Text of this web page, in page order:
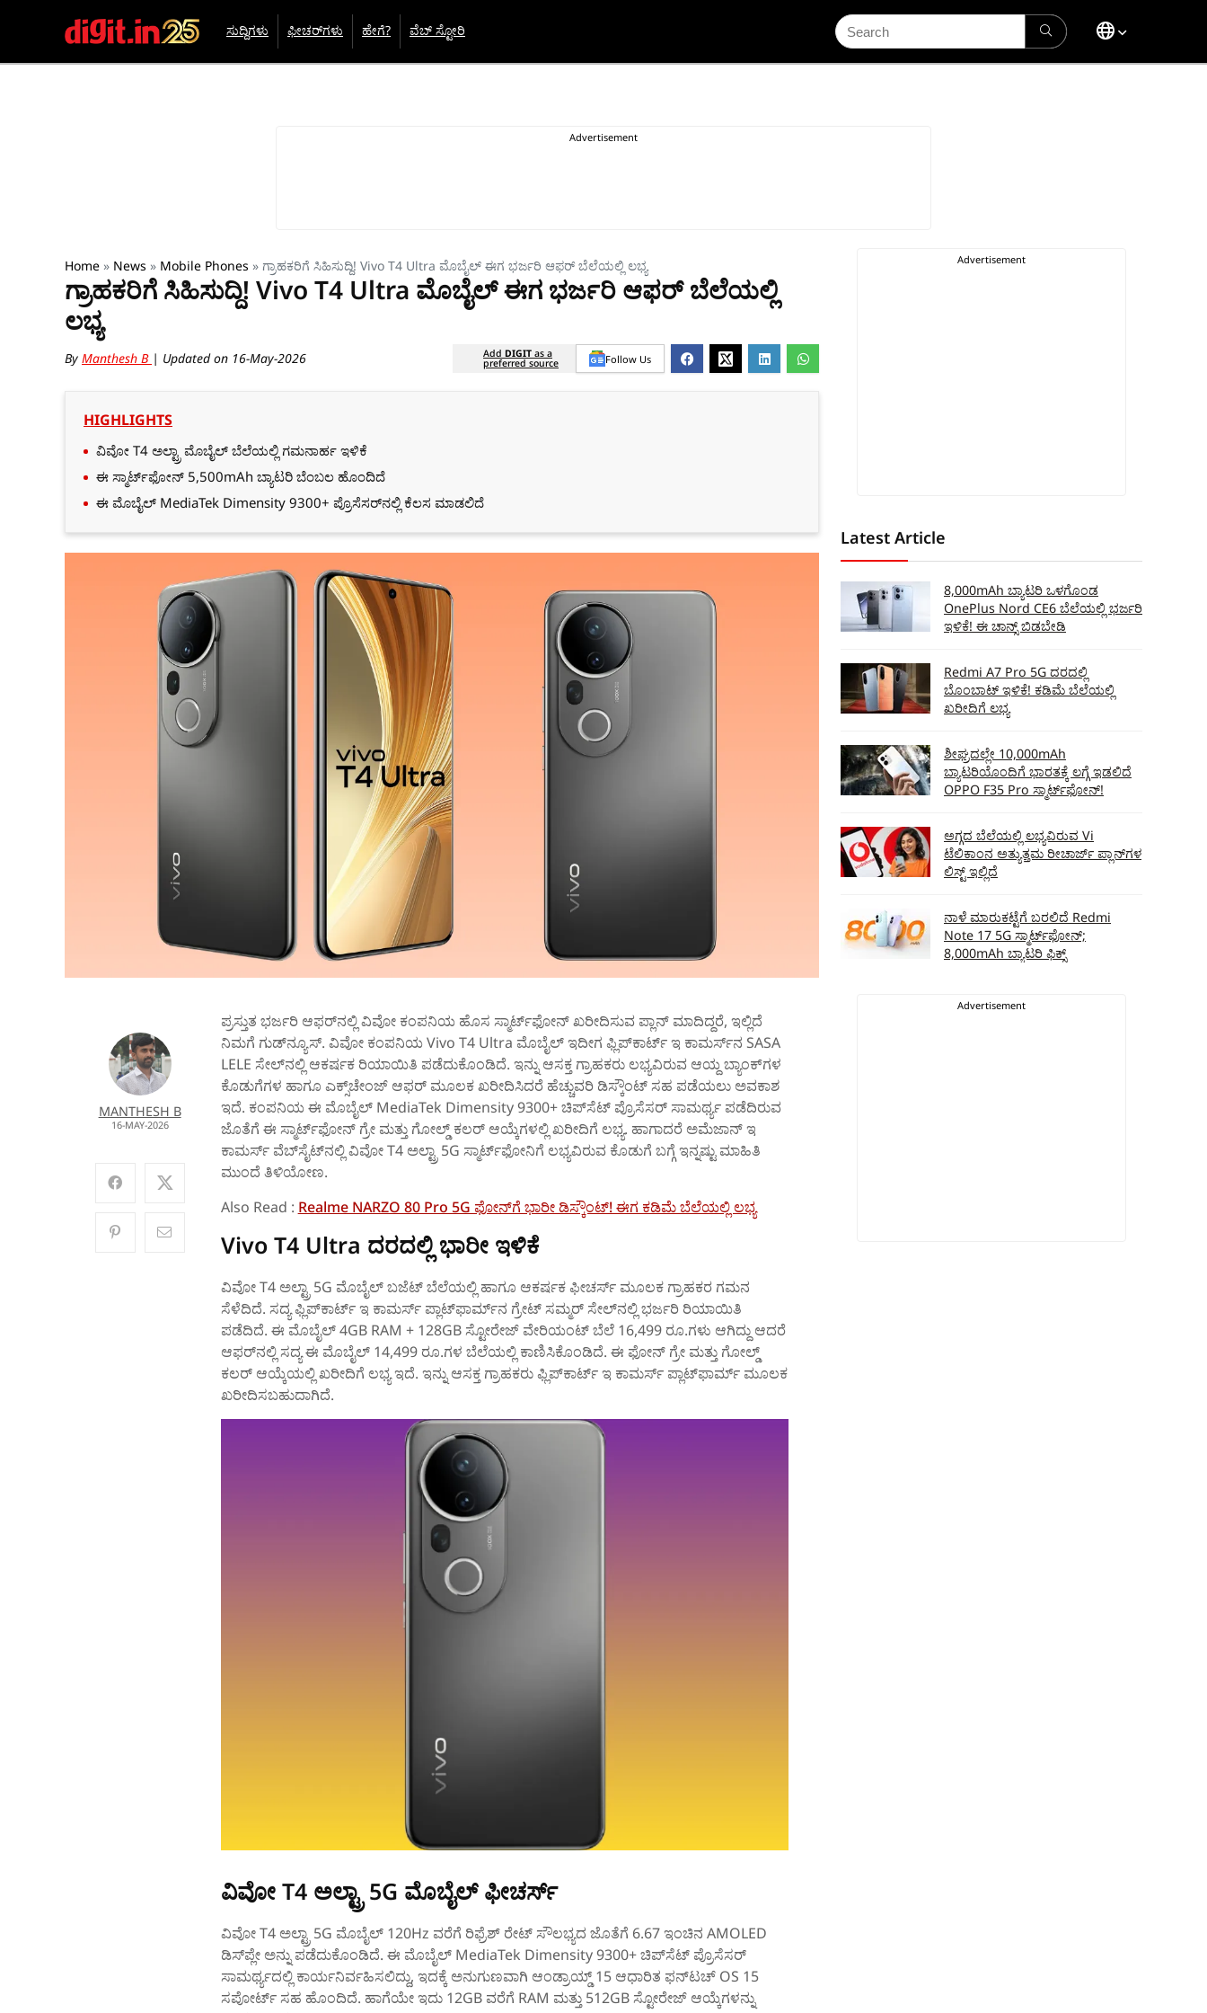
ಸುದ್ದಿಗಳು ಫೀಚರ್‌ಗಳು ಹೇಗೆ? ವೆಬ್ ಸ್ಟೋರಿ
Search
for:
Home » News » Mobile Phones » ಗ್ರಾಹಕರಿಗೆ ಸಿಹಿಸುದ್ದಿ! Vivo T4 Ultra ಮೊಬೈಲ್‌ ಈಗ ಭರ್ಜರಿ ಆಫರ್‌ ಬೆಲೆಯಲ್ಲಿ ಲಭ್ಯ
ಗ್ರಾಹಕರಿಗೆ ಸಿಹಿಸುದ್ದಿ! Vivo T4 Ultra ಮೊಬೈಲ್‌ ಈಗ ಭರ್ಜರಿ ಆಫರ್‌ ಬೆಲೆಯಲ್ಲಿ
ಲಭ್ಯ
By Manthesh B | Updated on 16-May-2026 Add DIGIT as a
preferred source Follow Us
HIGHLIGHTS
ವಿವೋ T4 ಅಲ್ಟ್ರಾ ಮೊಬೈಲ್‌ ಬೆಲೆಯಲ್ಲಿ ಗಮನಾರ್ಹ ಇಳಿಕೆ
ಈ ಸ್ಮಾರ್ಟ್‌ಫೋನ್‌ 5,500mAh ಬ್ಯಾಟರಿ ಬೆಂಬಲ ಹೊಂದಿದೆ
ಈ ಮೊಬೈಲ್‌ MediaTek Dimensity 9300+ ಪ್ರೊಸೆಸರ್‌ನಲ್ಲಿ ಕೆಲಸ ಮಾಡಲಿದೆ
MANTHESH B
16-MAY-2026
ಪ್ರಸ್ತುತ ಭರ್ಜರಿ ಆಫರ್‌ನಲ್ಲಿ ವಿವೋ ಕಂಪನಿಯ ಹೊಸ ಸ್ಮಾರ್ಟ್‌ಫೋನ್‌ ಖರೀದಿಸುವ ಪ್ಲಾನ್‌ ಮಾದಿದ್ದರೆ, ಇಲ್ಲಿದೆ
ನಿಮಗೆ ಗುಡ್‌ನ್ಯೂಸ್‌. ವಿವೋ ಕಂಪನಿಯ Vivo T4 Ultra ಮೊಬೈಲ್‌ ಇದೀಗ ಫ್ಲಿಪ್‌ಕಾರ್ಟ್‌ ಇ ಕಾಮರ್ಸ್‌ನ SASA
LELE ಸೇಲ್‌ನಲ್ಲಿ ಆಕರ್ಷಕ ರಿಯಾಯಿತಿ ಪಡೆದುಕೊಂಡಿದೆ. ಇನ್ನು ಆಸಕ್ತ ಗ್ರಾಹಕರು ಲಭ್ಯವಿರುವ ಆಯ್ದ ಬ್ಯಾಂಕ್‌ಗಳ
ಕೊಡುಗೆಗಳ ಹಾಗೂ ಎಕ್ಸ್‌ಚೇಂಜ್ ಆಫರ್‌ ಮೂಲಕ ಖರೀದಿಸಿದರೆ ಹೆಚ್ಚುವರಿ ಡಿಸ್ಕೌಂಟ್‌ ಸಹ ಪಡೆಯಲು ಅವಕಾಶ
ಇದೆ. ಕಂಪನಿಯ ಈ ಮೊಬೈಲ್‌ MediaTek Dimensity 9300+ ಚಿಪ್‌ಸೆಟ್‌ ಪ್ರೊಸೆಸರ್‌ ಸಾಮರ್ಥ್ಯ ಪಡೆದಿರುವ
ಜೊತೆಗೆ ಈ ಸ್ಮಾರ್ಟ್‌ಫೋನ್ ಗ್ರೇ ಮತ್ತು ಗೋಲ್ಡ್‌ ಕಲರ್‌ ಆಯ್ಕೆಗಳಲ್ಲಿ ಖರೀದಿಗೆ ಲಭ್ಯ. ಹಾಗಾದರೆ ಅಮೆಜಾನ್‌ ಇ
ಕಾಮರ್ಸ್‌ ವೆಬ್‌ಸೈಟ್‌ನಲ್ಲಿ ವಿವೋ T4 ಅಲ್ಟ್ರಾ 5G ಸ್ಮಾರ್ಟ್‌ಫೋನಿಗೆ ಲಭ್ಯವಿರುವ ಕೊಡುಗೆ ಬಗ್ಗೆ ಇನ್ನಷ್ಟು ಮಾಹಿತಿ
ಮುಂದೆ ತಿಳಿಯೋಣ.
Also Read : Realme NARZO 80 Pro 5G ಫೋನ್‌ಗೆ ಭಾರೀ ಡಿಸ್ಕೌಂಟ್‌! ಈಗ ಕಡಿಮೆ ಬೆಲೆಯಲ್ಲಿ ಲಭ್ಯ
Vivo T4 Ultra ದರದಲ್ಲಿ ಭಾರೀ ಇಳಿಕೆ
ವಿವೋ T4 ಅಲ್ಟ್ರಾ 5G ಮೊಬೈಲ್‌ ಬಜೆಟ್‌ ಬೆಲೆಯಲ್ಲಿ ಹಾಗೂ ಆಕರ್ಷಕ ಫೀಚರ್ಸ್‌ ಮೂಲಕ ಗ್ರಾಹಕರ ಗಮನ
ಸೆಳೆದಿದೆ. ಸದ್ಯ ಫ್ಲಿಪ್‌ಕಾರ್ಟ್‌ ಇ ಕಾಮರ್ಸ್‌ ಪ್ಲಾಟ್‌ಫಾರ್ಮ್‌ನ ಗ್ರೇಟ್‌ ಸಮ್ಮರ್ ಸೇಲ್‌ನಲ್ಲಿ ಭರ್ಜರಿ ರಿಯಾಯಿತಿ
ಪಡೆದಿದೆ. ಈ ಮೊಬೈಲ್‌ 4GB RAM + 128GB ಸ್ಟೋರೇಜ್ ವೇರಿಯಂಟ್‌ ಬೆಲೆ 16,499 ರೂ.ಗಳು ಆಗಿದ್ದು ಆದರೆ
ಆಫರ್‌ನಲ್ಲಿ ಸದ್ಯ ಈ ಮೊಬೈಲ್‌ 14,499 ರೂ.ಗಳ ಬೆಲೆಯಲ್ಲಿ ಕಾಣಿಸಿಕೊಂಡಿದೆ. ಈ ಫೋನ್‌ ಗ್ರೇ ಮತ್ತು ಗೋಲ್ಡ್‌
ಕಲರ್‌ ಆಯ್ಕೆಯಲ್ಲಿ ಖರೀದಿಗೆ ಲಭ್ಯ ಇದೆ. ಇನ್ನು ಆಸಕ್ತ ಗ್ರಾಹಕರು ಫ್ಲಿಪ್‌ಕಾರ್ಟ್‌ ಇ ಕಾಮರ್ಸ್‌ ಪ್ಲಾಟ್‌ಫಾರ್ಮ್‌ ಮೂಲಕ
ಖರೀದಿಸಬಹುದಾಗಿದೆ.
ವಿವೋ T4 ಅಲ್ಟ್ರಾ 5G ಮೊಬೈಲ್‌ ಫೀಚರ್ಸ್‌
ವಿವೋ T4 ಅಲ್ಟ್ರಾ 5G ಮೊಬೈಲ್‌ 120Hz ವರೆಗೆ ರಿಫ್ರೆಶ್ ರೇಟ್‌ ಸೌಲಭ್ಯದ ಜೊತೆಗೆ 6.67 ಇಂಚಿನ AMOLED
ಡಿಸ್‌ಪ್ಲೇ ಅನ್ನು ಪಡೆದುಕೊಂಡಿದೆ. ಈ ಮೊಬೈಲ್‌ MediaTek Dimensity 9300+ ಚಿಪ್‌ಸೆಟ್‌ ಪ್ರೊಸೆಸರ್‌
ಸಾಮರ್ಥ್ಯದಲ್ಲಿ ಕಾರ್ಯನಿರ್ವಹಿಸಲಿದ್ದು, ಇದಕ್ಕೆ ಅನುಗುಣವಾಗಿ ಆಂಡ್ರಾಯ್ಡ್‌ 15 ಆಧಾರಿತ ಫನ್‌ಟಚ್‌ OS 15
ಸಪೋರ್ಟ್‌ ಸಹ ಹೊಂದಿದೆ. ಹಾಗೆಯೇ ಇದು 12GB ವರೆಗೆ RAM ಮತ್ತು 512GB ಸ್ಟೋರೇಜ್‌ ಆಯ್ಕೆಗಳನ್ನು
Latest Article
8,000mAh ಬ್ಯಾಟರಿ ಒಳಗೊಂಡ
OnePlus Nord CE6 ಬೆಲೆಯಲ್ಲಿ ಭರ್ಜರಿ
ಇಳಿಕೆ! ಈ ಚಾನ್ಸ್‌ ಬಿಡಬೇಡಿ
Redmi A7 Pro 5G ದರದಲ್ಲಿ
ಬೊಂಬಾಟ್‌ ಇಳಿಕೆ! ಕಡಿಮೆ ಬೆಲೆಯಲ್ಲಿ
ಖರೀದಿಗೆ ಲಭ್ಯ
ಶೀಘ್ರದಲ್ಲೇ 10,000mAh
ಬ್ಯಾಟರಿಯೊಂದಿಗೆ ಭಾರತಕ್ಕೆ ಲಗ್ಗೆ ಇಡಲಿದೆ
OPPO F35 Pro ಸ್ಮಾರ್ಟ್‌ಫೋನ್‌!
ಅಗ್ಗದ ಬೆಲೆಯಲ್ಲಿ ಲಭ್ಯವಿರುವ Vi
ಟೆಲಿಕಾಂನ ಅತ್ಯುತ್ತಮ ರೀಚಾರ್ಜ್‌ ಪ್ಲಾನ್‌ಗಳ
ಲಿಸ್ಟ್‌ ಇಲ್ಲಿದೆ
ನಾಳೆ ಮಾರುಕಟ್ಟೆಗೆ ಬರಲಿದೆ Redmi
Note 17 5G ಸ್ಮಾರ್ಟ್‌ಫೋನ್‌;
8,000mAh ಬ್ಯಾಟರಿ ಫಿಕ್ಸ್‌